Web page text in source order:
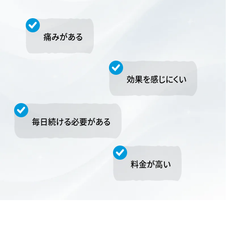
痛みがある
効果を感じにくい
毎日続ける必要がある
料金が高い